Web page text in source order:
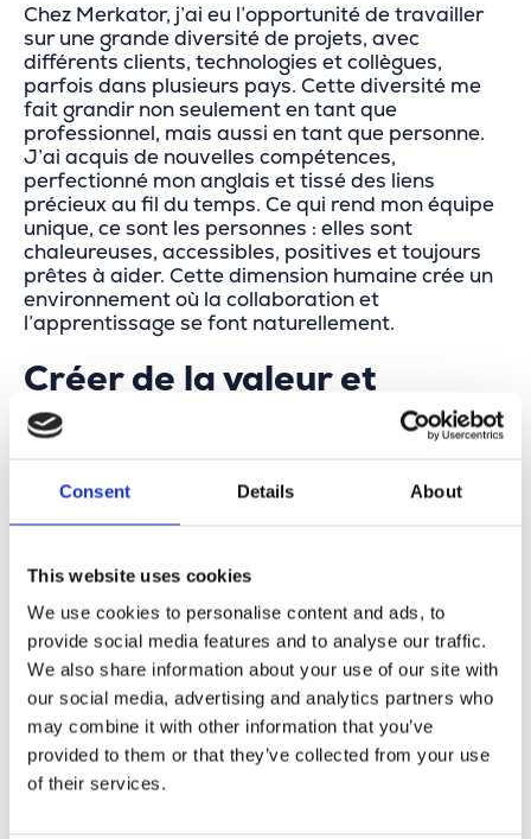
Consent Details About
This website uses cookies
We use cookies to personalise content and ads, to
provide social media features and to analyse our traffic.
We also share information about your use of our site with
our social media, advertising and analytics partners who
may combine it with other information that you’ve
provided to them or that they’ve collected from your use
of their services.
Chez Merkator, j’ai eu l’opportunité de travailler
sur une grande diversité de projets, avec
différents clients, technologies et collègues,
parfois dans plusieurs pays. Cette diversité me
fait grandir non seulement en tant que
professionnel, mais aussi en tant que personne.
J’ai acquis de nouvelles compétences,
perfectionné mon anglais et tissé des liens
précieux au fil du temps. Ce qui rend mon équipe
unique, ce sont les personnes : elles sont
chaleureuses, accessibles, positives et toujours
prêtes à aider. Cette dimension humaine crée un
environnement où la collaboration et
l’apprentissage se font naturellement.
Créer de la valeur et
regarder vers l’avenir
mes collègues – aide Merkator à avancer de
manière stable et à rester compétitif sur un
fiables, en nous adaptant sans cesse à de
crois que nous apportons une vraie valeur à
chaque projet. Pour l’avenir, j’espère que
Merkator continuera à s’ouvrir à de nouveaux
marchés, à nouer de nouveaux partenariats et à
devenir une référence mondiale dans l’univers
des SIG. En tant que membre de l’équipe
espagnole, je suis enthousiaste à l’idée de nous
voir grandir et renforcer notre rôle au sein de la